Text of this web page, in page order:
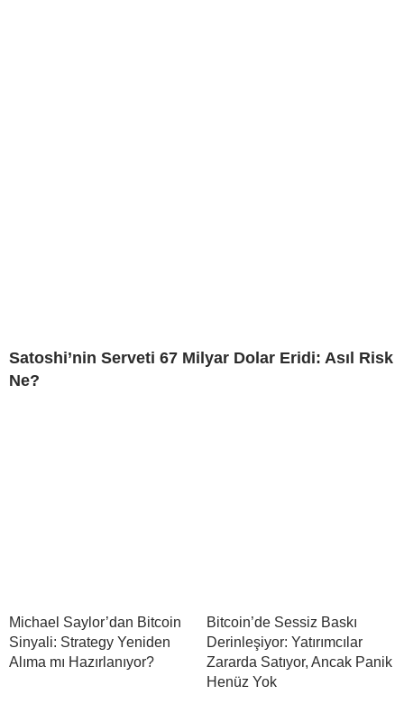
Satoshi’nin Serveti 67 Milyar Dolar Eridi: Asıl Risk
Ne?
Michael Saylor’dan Bitcoin
Sinyali: Strategy Yeniden
Alıma mı Hazırlanıyor?
Bitcoin’de Sessiz Baskı
Derinleşiyor: Yatırımcılar
Zararda Satıyor, Ancak Panik
Henüz Yok